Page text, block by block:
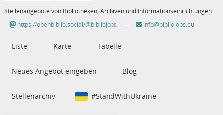
Stellenangebote von Bibliotheken, Archiven und Informationseinrichtungen
https://openbiblio.social/@bibliojobs
— info@bibliojobs.eu
Liste Karte Tabelle
Neues Angebot eingeben Blog
Stellenarchiv #StandWithUkraine